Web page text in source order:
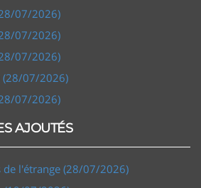
07/2026)
07/2026)
07/2026)
07/2026)
07/2026)
AJOUTÉS
de l'étrange (28/07/2026)